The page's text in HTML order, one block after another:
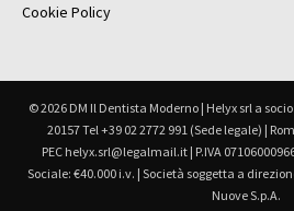
Cookie Policy
© 2026 DM Il Dentista Moderno | Helyx srl a
20157 Tel +39 02 2772 991 (Sede legale) |
PEC helyx.srl@legalmail.it | P.IVA
Sociale: €40.000 i.v. | Società soggetta a
Nuove S.p.A.